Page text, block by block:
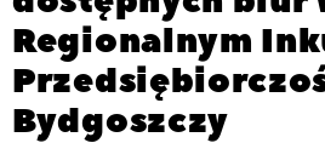
Regionalnym
Bydgoszczy